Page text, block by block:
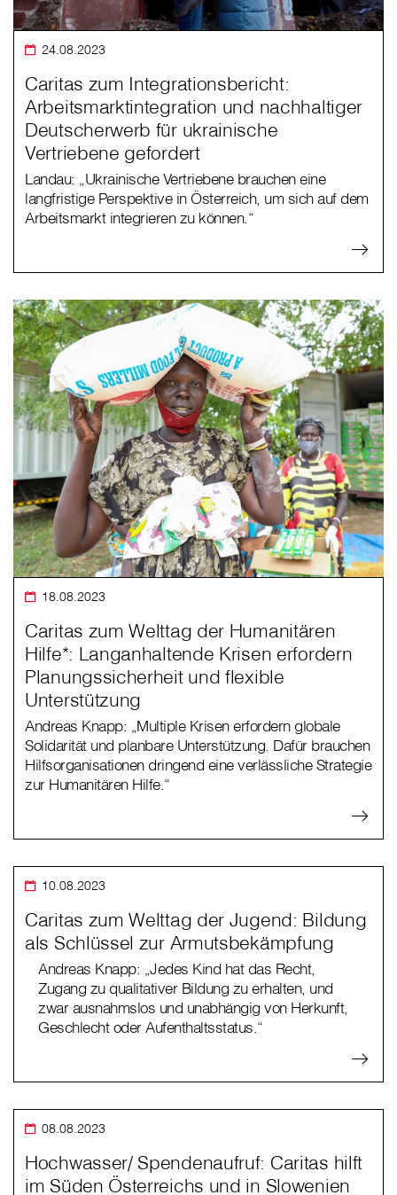
24.08.2023
Caritas zum Integrationsbericht:
Arbeitsmarktintegration und nachhaltiger
Deutscherwerb für ukrainische
Vertriebene gefordert
Landau: „Ukrainische Vertriebene brauchen eine
langfristige Perspektive in Österreich, um sich auf dem
Arbeitsmarkt integrieren zu können.“
18.08.2023
Caritas zum Welttag der Humanitären
Hilfe*: Langanhaltende Krisen erfordern
Planungssicherheit und flexible
Unterstützung
Andreas Knapp: „Multiple Krisen erfordern globale
Solidarität und planbare Unterstützung. Dafür brauchen
Hilfsorganisationen dringend eine verlässliche Strategie
zur Humanitären Hilfe.“
10.08.2023
Caritas zum Welttag der Jugend: Bildung
als Schlüssel zur Armutsbekämpfung
Andreas Knapp: „Jedes Kind hat das Recht,
Zugang zu qualitativer Bildung zu erhalten, und
zwar ausnahmslos und unabhängig von Herkunft,
Geschlecht oder Aufenthaltsstatus.“
08.08.2023
Hochwasser/ Spendenaufruf: Caritas hilft
im Süden Österreichs und in Slowenien